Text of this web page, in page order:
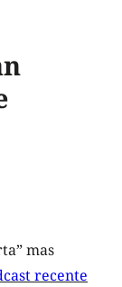
mas
recente